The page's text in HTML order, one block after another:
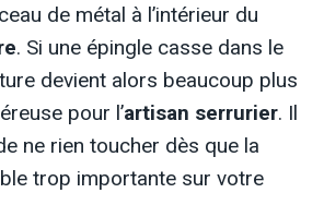
de métal à l’intérieur du
. Si une épingle casse dans le
devient alors beaucoup plus
pour l’artisan serrurier. Il
ne rien toucher dès que la
trop importante sur votre